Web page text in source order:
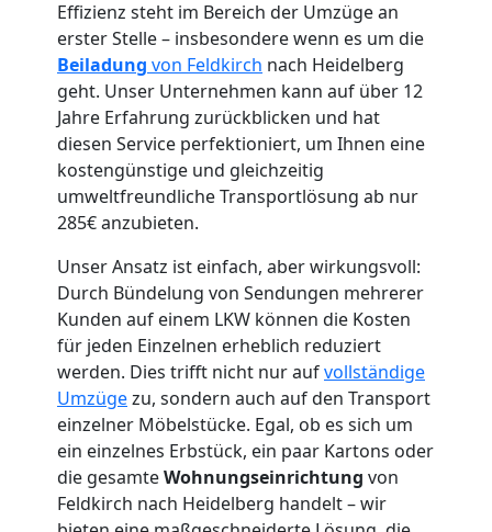
Effizienz steht im Bereich der Umzüge an
erster Stelle – insbesondere wenn es um die
Beiladung von Feldkirch nach Heidelberg
geht. Unser Unternehmen kann auf über 12
Jahre Erfahrung zurückblicken und hat
diesen Service perfektioniert, um Ihnen eine
kostengünstige und gleichzeitig
umweltfreundliche Transportlösung ab nur
285€ anzubieten.
Unser Ansatz ist einfach, aber wirkungsvoll:
Durch Bündelung von Sendungen mehrerer
Kunden auf einem LKW können die Kosten
für jeden Einzelnen erheblich reduziert
werden. Dies trifft nicht nur aufvollständige
Umzügezu, sondern auch auf den Transport
einzelner Möbelstücke. Egal, ob es sich um
ein einzelnes Erbstück, ein paar Kartons oder
die gesamteWohnungseinrichtung von
Feldkirch nach Heidelberg handelt – wir
Umzugshelfer
Feldkirch
Möbeltaxi
Feldkirch
Kleintransport
Feldkirch